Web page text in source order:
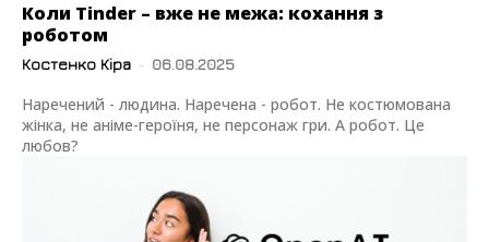
Коли Tinder – вже не межа: кохання з
роботом
Костенко Кіра - 06.08.2025
Наречений - людина. Наречена - робот. Не костюмована
жінка, не аніме-героїня, не персонаж гри. А робот. Це
любов?